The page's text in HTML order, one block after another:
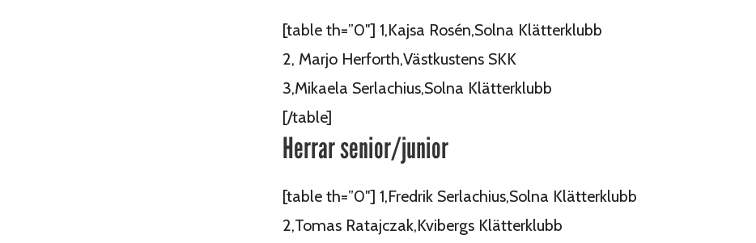
[table th=”0″] 1,Kajsa Rosén,Solna Klätterklubb
2, Marjo Herforth,Västkustens SKK
3,Mikaela Serlachius,Solna Klätterklubb
[/table]
Herrar senior/junior
[table th=”0″] 1,Fredrik Serlachius,Solna Klätterklubb
2,Tomas Ratajczak,Kvibergs Klätterklubb